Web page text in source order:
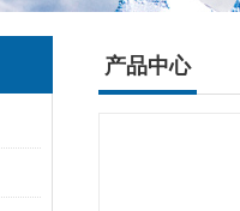
产品中心